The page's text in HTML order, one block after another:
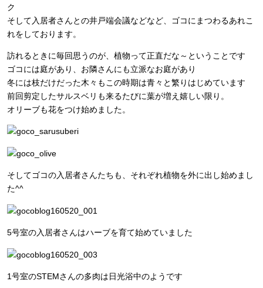
ク
そして入居者さんとの井戸端会議などなど、ゴコにまつわるあれこ
れをしております。
訪れるときに毎回思うのが、植物って正直だな～ということです
ゴコには庭があり、お隣さんにも立派なお庭があり
冬には枝だけだった木々もこの時期は青々と繁りはじめています
前回剪定したサルスベリも来るたびに葉が増え嬉しい限り。
オリーブも花をつけ始めました。
そしてゴコの入居者さんたちも、それぞれ植物を外に出し始めまし
た^^
5号室の入居者さんはハーブを育て始めていました
1号室のSTEMさんの多肉は日光浴中のようです